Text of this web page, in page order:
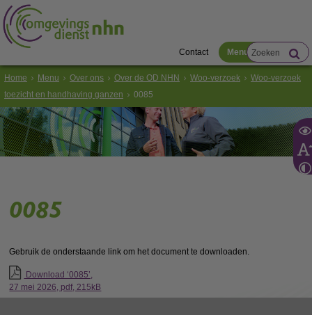
Contact Menu
Home Menu Over ons Over de OD NHN Woo-verzoek
Woo-verzoek
toezicht en handhaving ganzen
0085
0085
Gebruik de onderstaande link om het document te downloaden.
Download ‘0085’,
27 mei 2026, pdf, 215kB